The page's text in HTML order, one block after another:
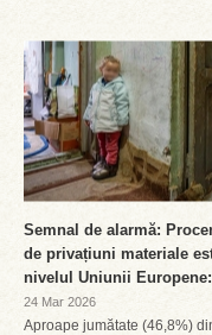
Semnal de alarmă:
de privațiuni materiale
nivelul Uniunii Europene:
24 Mar 2026
Aproape jumătate (46,8%)